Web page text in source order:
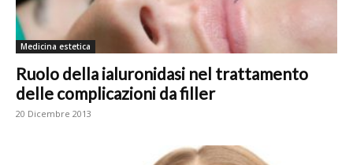
Medicina estetica
Ruolo della ialuronidasi nel trattamento
delle complicazioni da filler
20 Dicembre 2013